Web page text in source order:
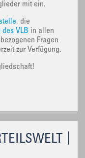
mit ein.
, die
des VLB in allen
Fragen
zur Verfügung.